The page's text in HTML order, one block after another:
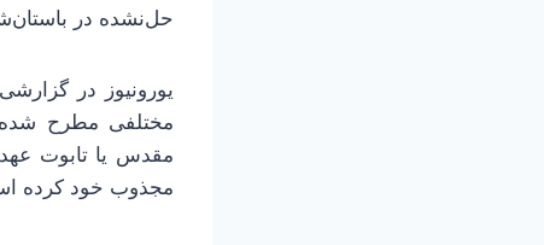
حل‌نشده در
یورونیوز در
مختلفی مطرح شده
مقدس یا تابوت
مجذوب خود کرده